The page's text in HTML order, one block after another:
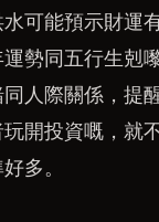
可能預示財運
勢同五行生剋
人際關係，提
開投資嘅，就
多。